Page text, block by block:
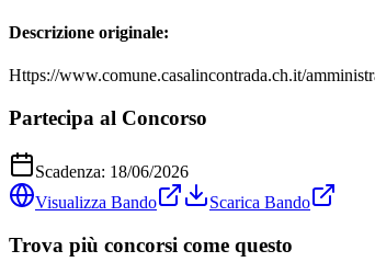
Descrizione originale:
Https://www.comune.casalincontrada.ch.it/
Partecipa al Concorso
Scadenza: 18/06/2026
Visualizza Bando
Scarica Bando
Trova più concorsi come questo